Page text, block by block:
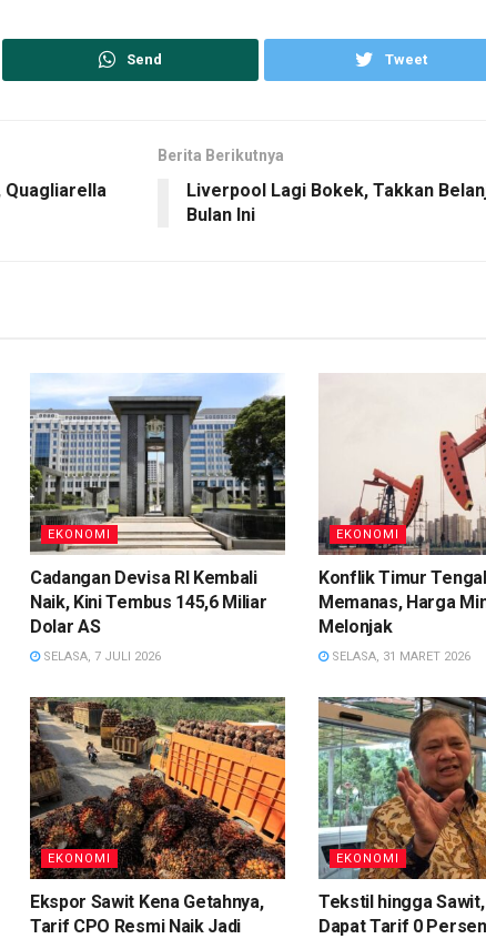
Send Tweet
Quagliarella
Berita Berikutnya
Liverpool Lagi Bokek, Takkan
Bulan Ini
EKONOMI
Cadangan Devisa RI Kembali
Naik, Kini Tembus 145,6 Miliar
Dolar AS
SELASA, 7 JULI 2026
EKONOMI
Konflik Timur
Memanas, Harga
Melonjak
SELASA, 31 MARET 2026
EKONOMI
Ekspor Sawit Kena Getahnya,
Tarif CPO Resmi Naik Jadi
EKONOMI
Tekstil hingga Sawit,
Dapat Tarif 0